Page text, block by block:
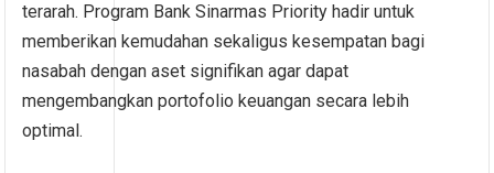
terarah. Program Bank Sinarmas Priority hadir untuk
memberikan kemudahan sekaligus kesempatan bagi
nasabah dengan aset signifikan agar dapat
mengembangkan portofolio keuangan secara lebih
optimal.